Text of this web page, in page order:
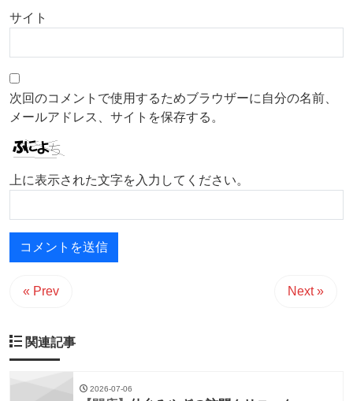
サイト
次回のコメントで使用するためブラウザーに自分の名前、
メールアドレス、サイトを保存する。
上に表示された文字を入力してください。
« Prev Next »
関連記事
2026-07-06